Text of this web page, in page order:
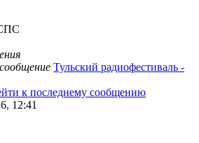
Тульский радиофестиваль -
к последнему сообщению
12:41